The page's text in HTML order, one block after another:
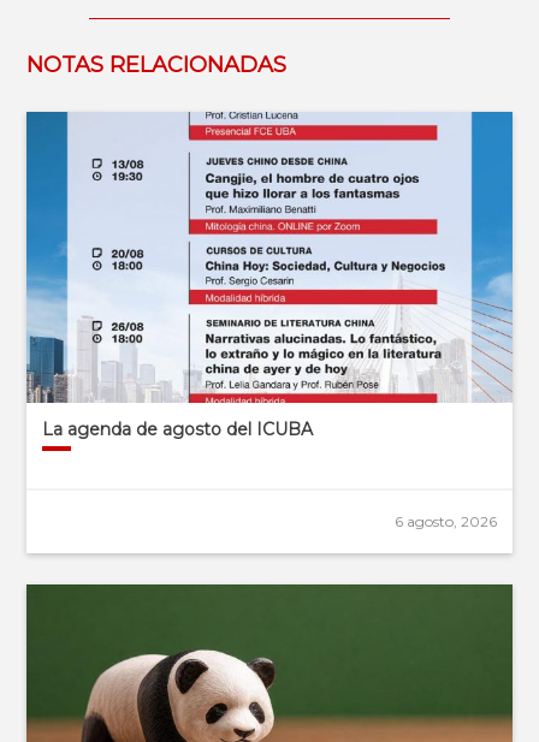
NOTAS RELACIONADAS
La agenda de agosto del ICUBA
6 agosto, 2026